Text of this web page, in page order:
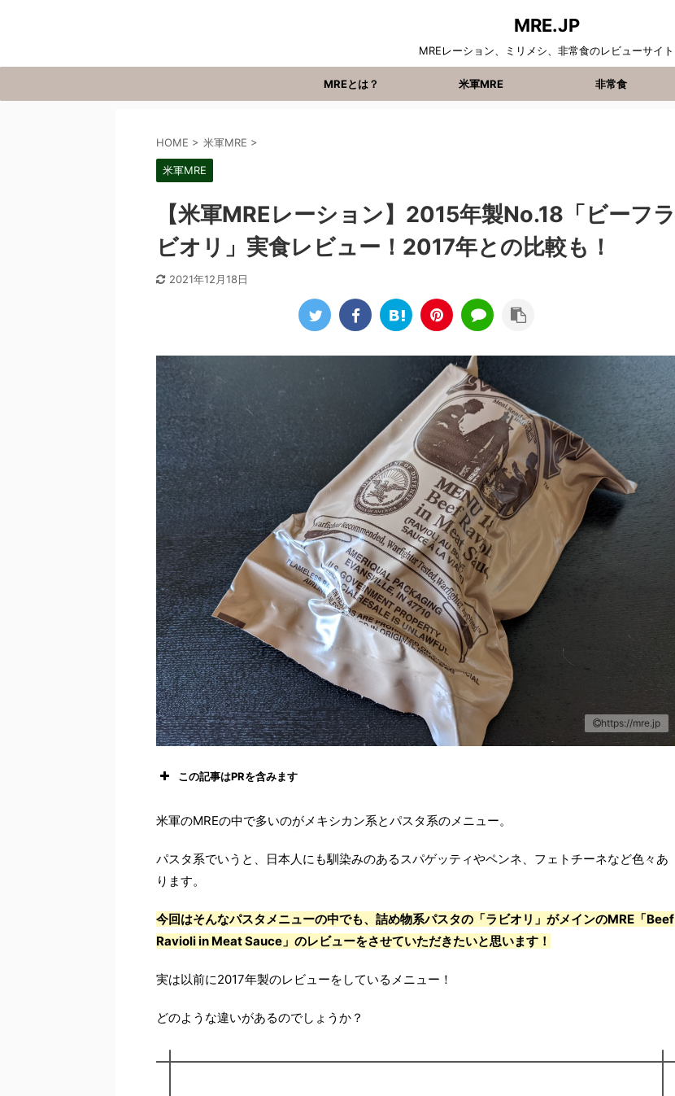
MRE.JP
MREレーション、ミリメシ、非常食のレビューサイト
MREとは？ 米軍MRE 非常食
HOME > 米軍MRE >
米軍MRE
【米軍MREレーション】2015年製No.18「ビーフラ
ビオリ」実食レビュー！2017年との比較も！
2021年12月18日
https://mre.jp
この記事はPRを含みます
米軍のMREの中で多いのがメキシカン系とパスタ系のメニュー。
パスタ系でいうと、日本人にも馴染みのあるスパゲッティやペンネ、フェトチーネなど色々あ
ります。
今回はそんなパスタメニューの中でも、詰め物系パスタの「ラビオリ」がメインのMRE「Beef
Ravioli in Meat Sauce」のレビューをさせていただきたいと思います！
実は以前に2017年製のレビューをしているメニュー！
どのような違いがあるのでしょうか？